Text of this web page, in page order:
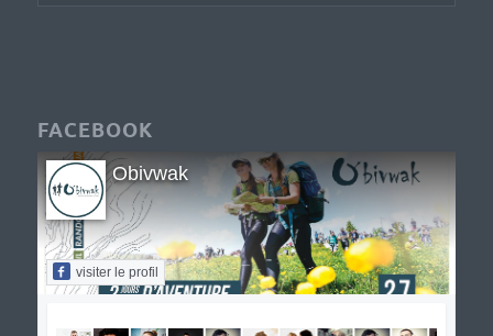
FACEBOOK
Obivwak
visiter le profil